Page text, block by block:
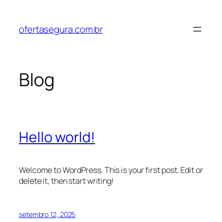
ofertasegura.com.br
Blog
Hello world!
Welcome to WordPress. This is your first post. Edit or
delete it, then start writing!
setembro 12, 2025